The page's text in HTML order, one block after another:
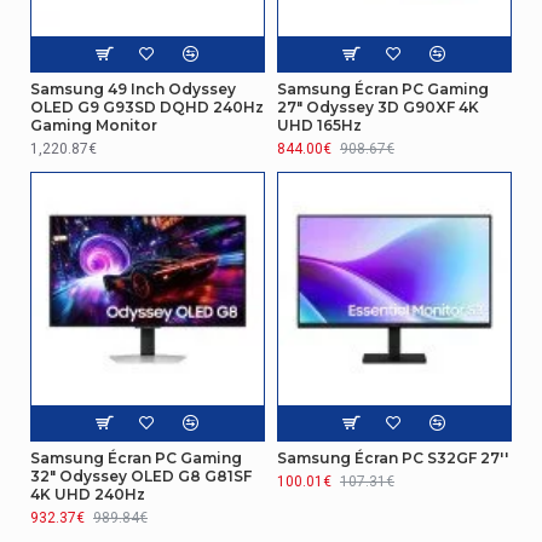
Résolution de l'écran 1920 x 1080 pixels
Écran tactile Non
Gestion d'énergie
Tension d'entrée AC 100 - 240 V
Poids et dimensions
Profondeur (support inclus) 219 mm
Hauteur (support inclus) 497,7 mm
Samsung 49 Inch Odyssey
OLED G9 G93SD DQHD 240Hz
Gaming Monitor
1,220.87€
Samsung Écran PC Gaming
27" Odyssey 3D G90XF 4K
UHD 165Hz
844.00€ 908.67€
Samsung Écran PC Gaming
32" Odyssey OLED G8 G81SF
4K UHD 240Hz
932.37€ 989.84€
Samsung Écran PC S32GF 27''
100.01€ 107.31€